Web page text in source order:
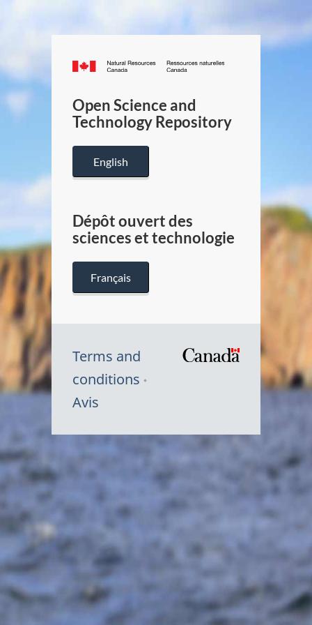
Canada.ca
/
Canada
Open Science and
Technology Repository
English
Dépôt ouvert des
sciences et technologie
Français
Terms and
conditions
Avis
Symbole
Canada